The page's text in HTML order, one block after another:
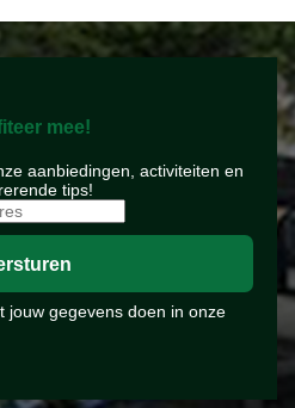
mee!
aanbiedingen, activiteiten en
tips!
jouw gegevens doen in onze